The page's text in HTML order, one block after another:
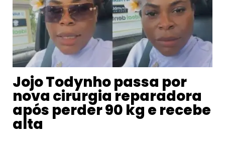
Jojo Todynho passa por
nova cirurgia reparadora
após perder 90 kg e recebe
alta